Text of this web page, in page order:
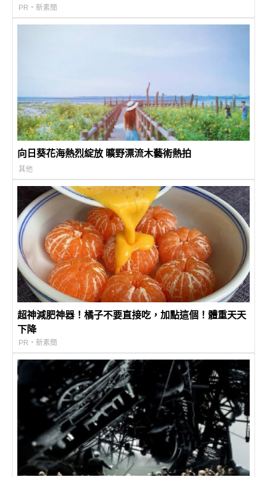
PR・新素簡
向日葵花海熱烈綻放 曠野漂流木藝術熱拍
其他
超神減肥神器！橘子不要直接吃，加點這個！體重天天
下降
PR・新素簡